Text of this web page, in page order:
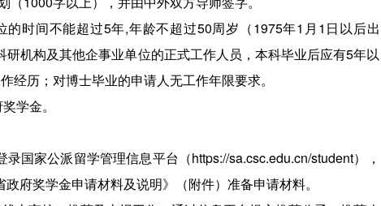
的时间不能超过5年,年龄不超过50周岁（1975年1月1日以后出
机构及其他企事业单位的正式工作人员，本科毕业后应有5年以
经历；对博士毕业的申请人无工作年限要求。
学金。
国家公派留学管理信息平台（https://sa.csc.edu.cn/student），
府奖学金申请材料及说明》（附件）准备申请材料。